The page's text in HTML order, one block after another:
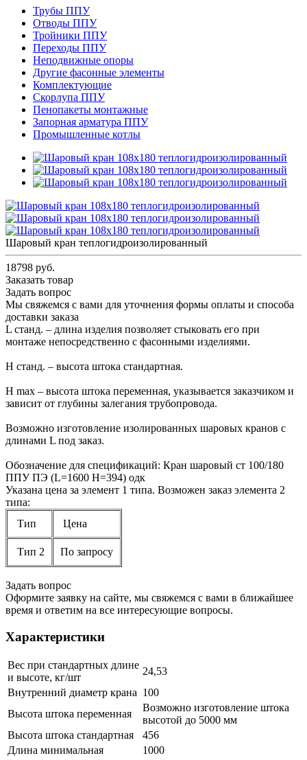
Трубы ППУ
Отводы ППУ
Тройники ППУ
Переходы ППУ
Неподвижные опоры
Другие фасонные элементы
Комплектующие
Скорлупа ППУ
Пенопакеты монтажные
Запорная арматура ППУ
Промышленные котлы
Шаровый кран теплогидроизолированный
18798 руб.
Заказать товар
Задать вопрос
Мы свяжемся с вами для уточнения формы оплаты и способа
доставки заказа
L станд. – длина изделия позволяет стыковать его при
монтаже непосредственно с фасонными изделиями.
Н станд. – высота штока стандартная.
Н max – высота штока переменная, указывается заказчиком и
зависит от глубины залегания трубопровода.
Возможно изготовление изолированных шаровых кранов с
длинами L под заказ.
Обозначение для спецификаций: Кран шаровый ст 100/180
ППУ ПЭ (L=1600 H=394) одк
Указана цена за элемент 1 типа. Возможен заказ элемента 2
типа:
Тип
Цена
Тип 2 По запросу
Задать вопрос
Оформите заявку на сайте, мы свяжемся с вами в ближайшее
время и ответим на все интересующие вопросы.
Характеристики
Вес при стандартных длине
и высоте, кг/шт
24,53
Внутренний диаметр крана 100
Высота штока переменная
Возможно изготовление штока
высотой до 5000 мм
Высота штока стандартная
456
Длина минимальная
1000